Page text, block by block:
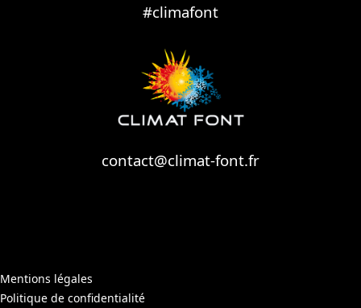
#climafont
contact@climat-font.fr
Mentions légales
Politique de confidentialité